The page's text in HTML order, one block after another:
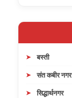
बस्ती
संत कबीर नगर
सिद्धार्थनगर